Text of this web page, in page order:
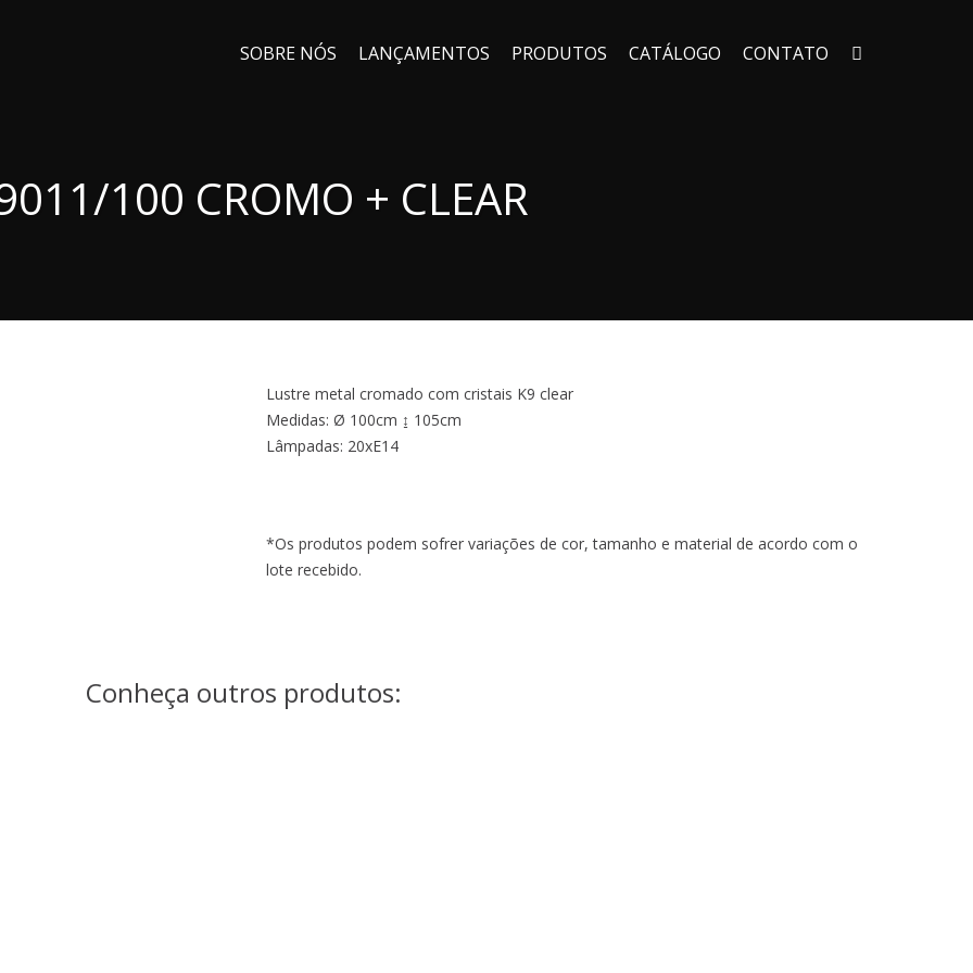
SOBRE NÓS LANÇAMENTOS PRODUTOS CATÁLOGO CONTATO
100 CROMO + CLEAR
Lustre metal cromado com cristais K9 clear
Medidas: Ø 100cm ↨ 105cm
Lâmpadas: 20xE14
*Os produtos podem sofrer variações de cor, tamanho e material de acordo com o
lote recebido.
Conheça outros produtos: